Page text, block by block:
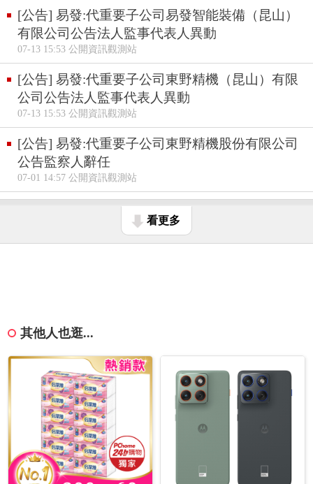
[公告] 易發:代重要子公司易發智能裝備（昆山）
有限公司公告法人監事代表人異動
07-13 15:53 公開資訊觀測站
[公告] 易發:代重要子公司東野精機（昆山）有限
公司公告法人監事代表人異動
07-13 15:53 公開資訊觀測站
[公告] 易發:代重要子公司東野精機股份有限公司
公告監察人辭任
07-01 14:57 公開資訊觀測站
看更多
其他人也逛...